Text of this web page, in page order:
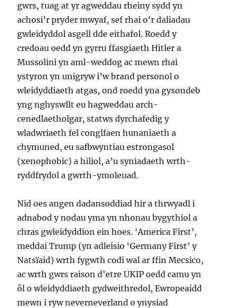
gwrs, tuag at yr agweddau rheiny sydd yn
achosi’r pryder mwyaf, sef rhai o’r daliadau
gwleidyddol asgell dde eithafol. Roedd y
credoau oedd yn gyrru ffasgiaeth Hitler a
Mussolini yn aml-weddog ac mewn rhai
ystyron yn unigryw i’w brand personol o
wleidyddiaeth atgas, ond roedd yna gysondeb
yng nghyswllt eu hagweddau arch-
cenedlaetholgar, statws dyrchafedig y
wladwriaeth fel conglfaen hunaniaeth a
chymuned, eu safbwyntiau estrongasol
(xenophobic) a hiliol, a’u syniadaeth wrth-
ryddfrydol a gwrth-ymoleuad.
Nid oes angen dadansoddiad hir a thrwyadl i
adnabod y nodau yma yn nhonau bygythiol a
chras gwleidyddion ein hoes. ‘America First’,
meddai Trump (yn adleisio ‘Germany First’ y
Natsïaid) wrth fygwth codi wal ar ffin Mecsico,
ac wrth gwrs raison d’etre UKIP oedd camu yn
ôl o wleidyddiaeth gydweithredol, Ewropeaidd
mewn i ryw neverneverland o ynysiad